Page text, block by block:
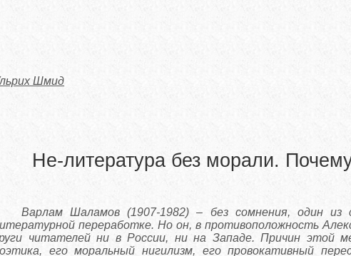
Шмид
Не-литература без морали.
Варлам Шаламов (1907-1982) – без сомнения, один
переработке. Но он, в противоположность
читателей ни в России, ни на Западе. Причин этой
его моральный нигилизм, его провокативный